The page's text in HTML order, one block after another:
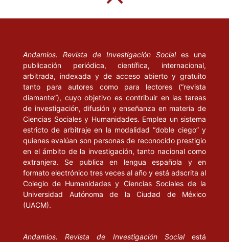
CLARK DE LARA, B. (1998), Tradición y modernidad en Manuel
FLAUBERT, G. (1991), Bouvard et Pécuchet, en Oeuvres, t. II.
Texte Établi et annoté par. A. Thibaudet et R. Dumensil. Paris:
Gallimard.
GAMBOA, F. (1995), Mi Diario, primera serie I. Introducción,
estudio y notas de José Emilio Pacheco. México: Consejo
Nacional para la Cultura y las Artes. (Memorias mexicanas)
GOTHOT-MERSCH, C. (1984), “Flaubert”, en Dictionnaire des
Littératures de Langue Française. Paris: A-F, J. P. Beaumarchais,
D. Couty et A. Rey (eds.).
HOMERO (2001), Odisea. Introducción de Carlos García Gual;
Andamios. Revista de Investigación Social es una
publicación periódica, científica, internacional,
arbitrada, indexada y de acceso abierto y gratuito
tanto para autores como para lectores (“revista
diamante”), cuyo objetivo es contribuir en las tareas
de investigación, difusión y enseñanza en materia de
Ciencias Sociales y Humanidades. Emplea un sistema
estricto de arbitraje en la modalidad “doble ciego” y
quienes evalúan son personas de reconocido prestigio
en el ámbito de la investigación, tanto nacional como
extranjera. Se publica en lengua española y en
formato electrónico tres veces al año y está adscrita al
Colegio de Humanidades y Ciencias Sociales de la
Universidad Autónoma de la Ciudad de México
(UACM).
Andamios. Revista de Investigación Socialestá